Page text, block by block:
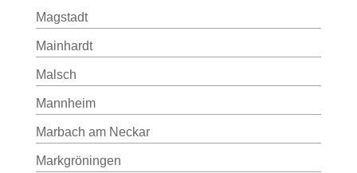
Magstadt
Mainhardt
Malsch
Mannheim
Marbach am Neckar
Markgröningen